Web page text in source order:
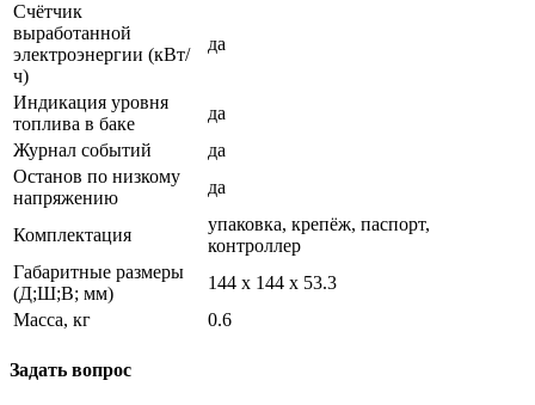
Счётчик
выработанной
электроэнергии (кВт/
ч)
да
Индикация уровня
топлива в баке
да
Журнал событий
да
Останов по низкому
напряжению
да
Комплектация
упаковка, крепёж, паспорт,
контроллер
Габаритные размеры
(Д;Ш;В; мм)
144 х 144 х 53.3
Масса, кг
0.6
Задать вопрос